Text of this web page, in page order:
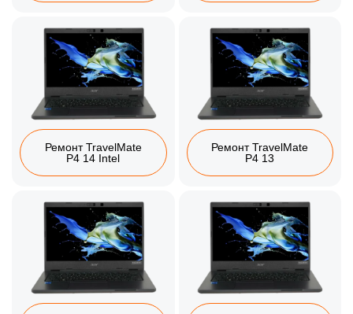
Ремонт TravelMate
P4 14 Intel
Ремонт TravelMate
P4 13